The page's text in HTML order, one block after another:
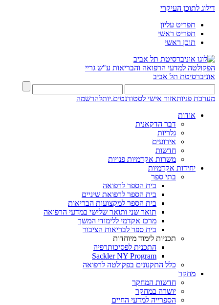
דילוג לתוכן העיקרי
תפריט עליון
תפריט ראשי
תוכן ראשי
הפקולטה למדעי הרפואה והבריאות ע"ש גריי
אוניברסיטת תל אביב
מערכת פניותאזור אישי לסטודנטים.יותלהרשמה
אודות
דבר הדקאנית
גלריות
אירועים
חדשות
משרות אקדמיות פנויות
יחידות אקדמיות
בתי ספר
בית הספר לרפואה
בית הספר לרפואת שיניים
בית הספר למקצועות הבריאות
תואר שני ותואר שלישי במדעי הרפואה
מרכז אקדמי ללימודי המשך
בית ספר לבריאות הציבור
תכניות לימוד מיוחדות
התכנית לפסיכותרפיה
Sackler NY Program
כלל התקנונים בפקולטה לרפואה
מחקר
חדשות המחקר
יושרה במחקר
הספרייה למדעי החיים